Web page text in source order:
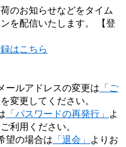
のお知らせなどをタイム
を配信いたします。 【登
はこちら
ールアドレスの変更は 「ご
変更してください。
「パスワードの再発行」 よ
利用ください。
望の場合は 「退会」 よりお